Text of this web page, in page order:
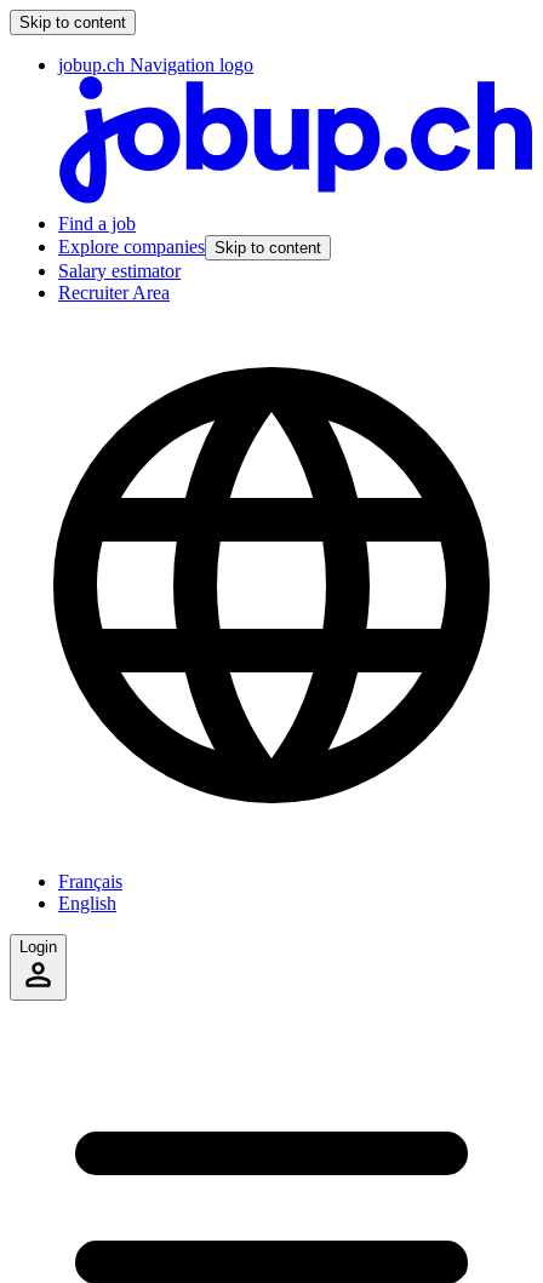
Skip to content
jobup.ch Navigation logo
Find a job
Explore companies Skip to content
Salary estimator
Recruiter Area
Français
English
Login